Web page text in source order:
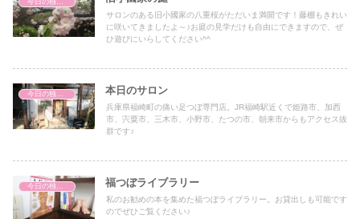
今日の独り言
サロンのある旧小國家の八重桜がただいま満開です！藤棚もきれい
に咲いてきましたよ～♪お庭の見学だけも自由にできますので、ぜ
ひ遊びにいらしてください^^
本日のサロン
兵庫県福崎町の痛い足つぼ専門店。JR福崎駅近くで姫路市、加西
市、宍粟市、三木市、小野市、たつの市、朝来市からもアクセス抜
群です♪
福つぼライブラリー
私のお勧めの本を集めた福つぼライブラリー。お貸出しも可能です
のでぜひご覧ください♪